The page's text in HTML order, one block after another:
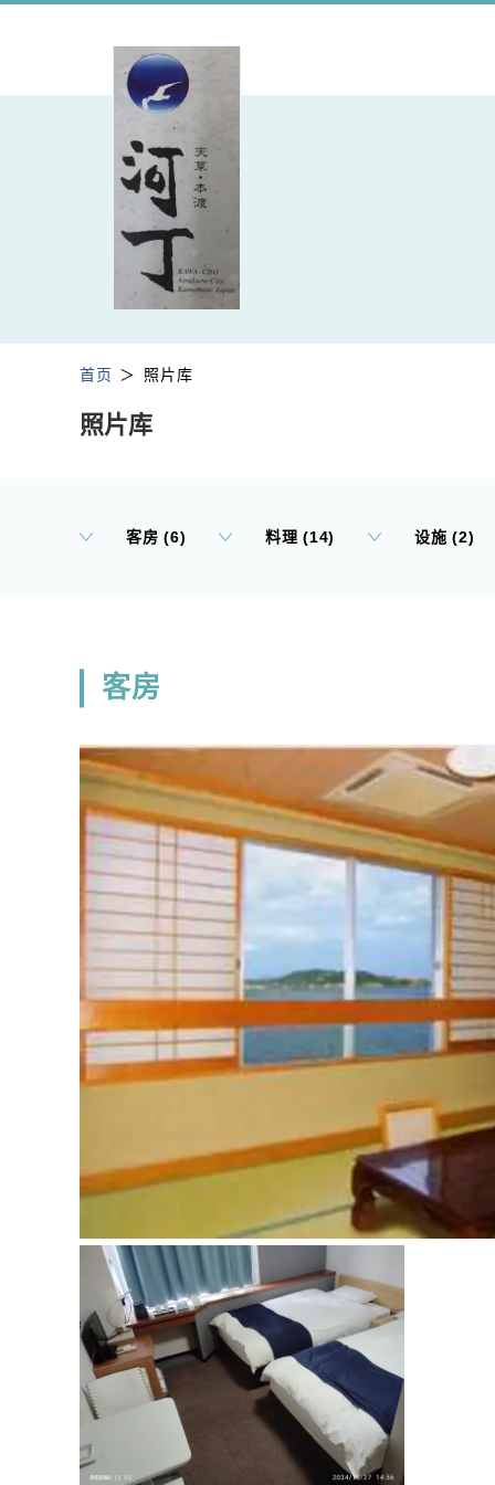
首页 照片库
照片库
客房 (6) 料理 (14) 设施 (2)
客房